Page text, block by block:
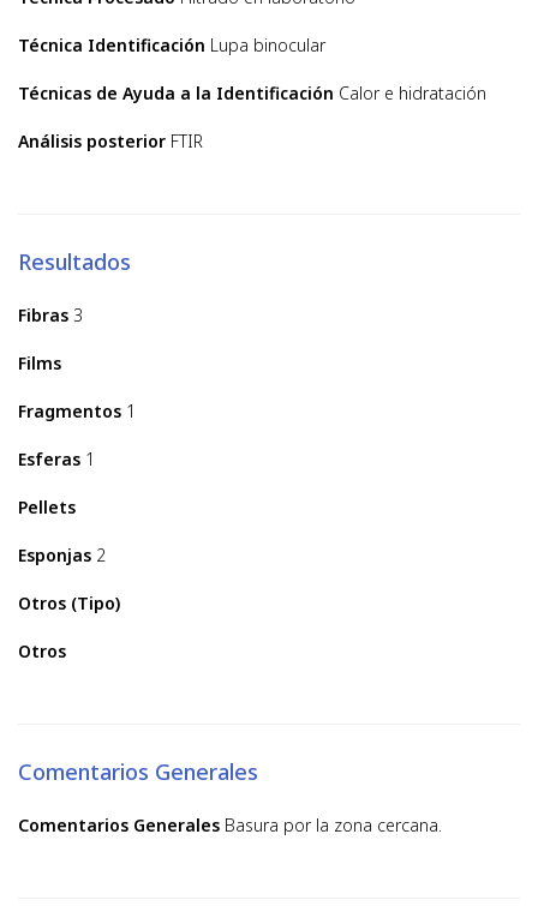
Técnica Identificación Lupa binocular
Técnicas de Ayuda a la Identificación Calor e hidratación
Análisis posterior FTIR
Resultados
Fibras 3
Films
Fragmentos 1
Esferas 1
Pellets
Esponjas 2
Otros (Tipo)
Otros
Comentarios Generales
Comentarios Generales Basura por la zona cercana.